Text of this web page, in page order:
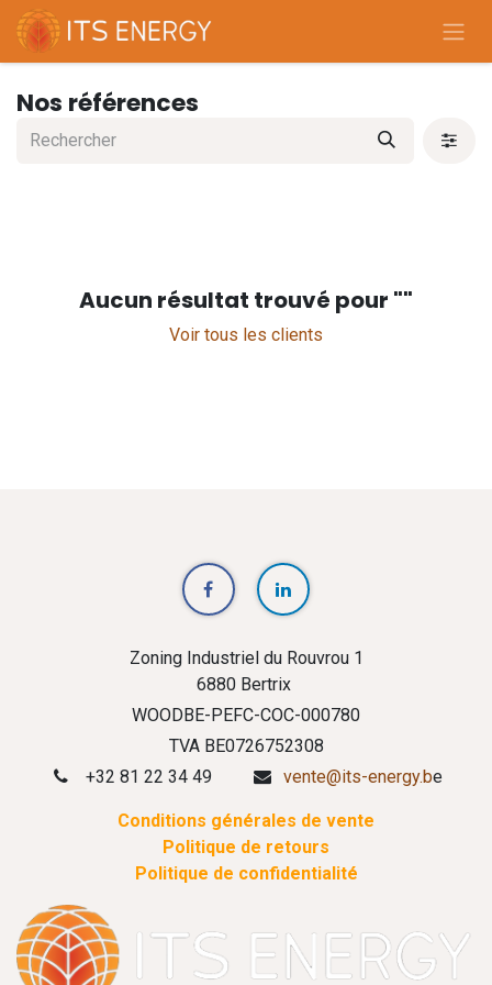
Se rendre au contenu
Nos références
Aucun résultat trouvé pour ""
Voir tous les clients
Zoning Industriel du Rouvrou 1
6880 Bertrix
WOODBE-PEFC-COC-000780
TVA BE0726752308
+32 81 22 34 49
vente@its-energy.be
Conditions générales de vente
Politique de retours
Politique de confidentialité